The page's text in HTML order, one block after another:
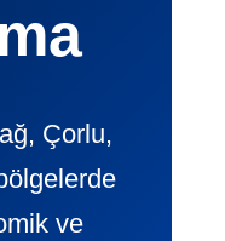
Çorlu,
ve